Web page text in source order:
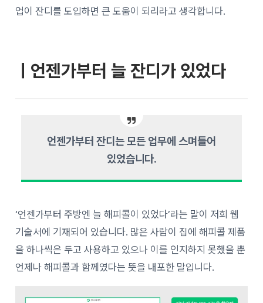
업이 잔디를 도입하면 큰 도움이 되리라고 생각합니다.
ㅣ언젠가부터 늘 잔디가 있었다
언젠가부터 잔디는 모든 업무에 스며들어
있었습니다.
‘언젠가부터 주방엔 늘 해피콜이 있었다’라는 말이 저희 웹
기술서에 기재되어 있습니다. 많은 사람이 집에 해피콜 제품
을 하나씩은 두고 사용하고 있으나 이를 인지하지 못했을 뿐
언제나 해피콜과 함께였다는 뜻을 내포한 말입니다.